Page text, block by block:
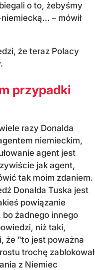
o to, żebyśmy
– mówił
że teraz Polacy
przypadki
razy Donalda
niemieckim,
agent jest
jak agent,
tak moim zdaniem.
Donalda Tuska jest
powiązanie
żadnego innego
niż taki,
że "to jest poważna
trochę zablokował
z Niemiec